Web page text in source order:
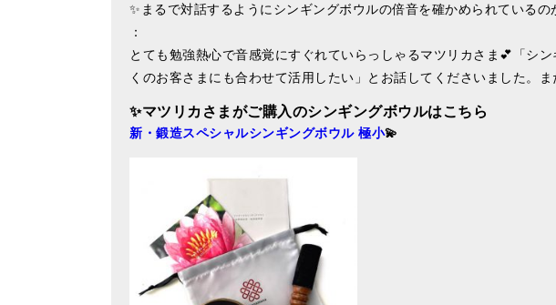
✨まるで対話するようにシンギングボウルの倍音を確かめられているの
：
とても勉強熱心で音感覚にすぐれていらっしゃるマツリカさま💕「シ
くのお客さまにも合わせて活用したい」とお話してくださいました。
✨マツリカ さまがご購入のシンギングボウルはこちら
新・鍛造スペシャルシンギングボウル 極小💫